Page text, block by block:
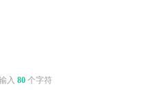
入 80 个字符